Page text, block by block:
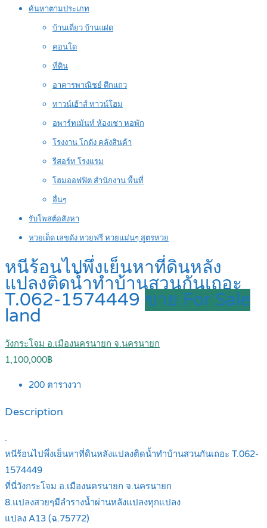
ค้นหาตามประเภท
บ้านเดี่ยว บ้านแฝด
คอนโด
ที่ดิน
อาคารพาณิชย์ ตึกแถว
ทาวน์เฮ้าส์ ทาวน์โฮม
อพาร์ทเม้นท์ ห้องเช่า หอพัก
โรงงาน โกดัง คลังสินค้า
รีสอร์ท โรงแรม
โฮมออฟฟิต สำนักงาน พื้นที่
อื่นๆ
รับโพสต์อสังหา
หวยเด็ด เลขดัง หวยฟรี หวยแม่นๆ สูตรหวย
หนีร้อนไปพึ่งเย็นหาที่ดินหลัง
แปลงติดน้ำทำบ้านสวนกันเถอะ
T.062-1574449 ขาย For Sale
land
วังกระโจม อ.เมืองนครนายก จ.นครนายก
1,100,000฿
200 ตารางวา
Description
.
หนีร้อนไปพึ่งเย็นหาที่ดินหลังแปลงติดน้ำทำบ้านสวนกันเถอะ T.062-
1574449
ที่นี่วังกระโจม อ.เมืองนครนายก จ.นครนายก
8.แปลงสวยๆมีลำรางน้ำผ่านหลังแปลงทุกแปลง
แปลง A13 (ฉ.75772)